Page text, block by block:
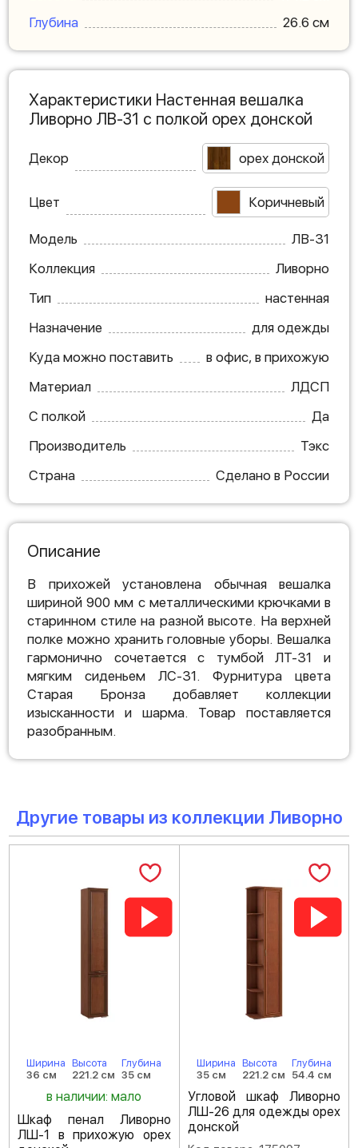
Глубина
26.6 см
Характеристики Настенная вешалка
Ливорно ЛВ-31 с полкой орех донской
Декор орех донской
Цвет Коричневый
Модель
ЛВ-31
Коллекция
Ливорно
Тип
настенная
Назначение
для одежды
Куда можно поставить
в офис, в прихожую
Материал
ЛДСП
С полкой
Да
Производитель
Тэкс
Страна
Сделано в России
Описание
В прихожей установлена обычная вешалка
шириной 900 мм с металлическими крючками в
старинном стиле на разной высоте. На верхней
полке можно хранить головные уборы. Вешалка
гармонично сочетается с тумбой ЛТ-31 и
мягким сиденьем ЛС-31. Фурнитура цвета
Старая Бронза добавляет коллекции
изысканности и шарма. Товар поставляется
разобранным.
Другие товары из коллекции Ливорно
Ширина
36 см
Высота
221.2 см
Глубина
35 см
в наличии: мало
Шкаф пенал Ливорно
ЛШ-1 в прихожую орех
Ширина
35 см
Высота
221.2 см
Глубина
54.4 см
Угловой шкаф Ливорно
ЛШ-26 для одежды орех
донской